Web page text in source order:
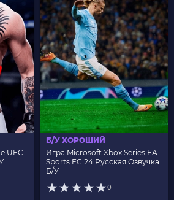
UFC
Б/У ХОРОШИЙ
Игра Microsoft Xbox Series EA
Sports FC 24 Русская Озвучка
Б/У
0